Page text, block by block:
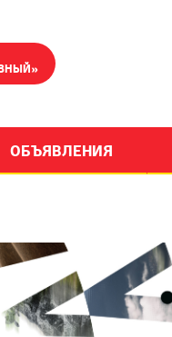
ОБЪЯВЛЕНИЯ